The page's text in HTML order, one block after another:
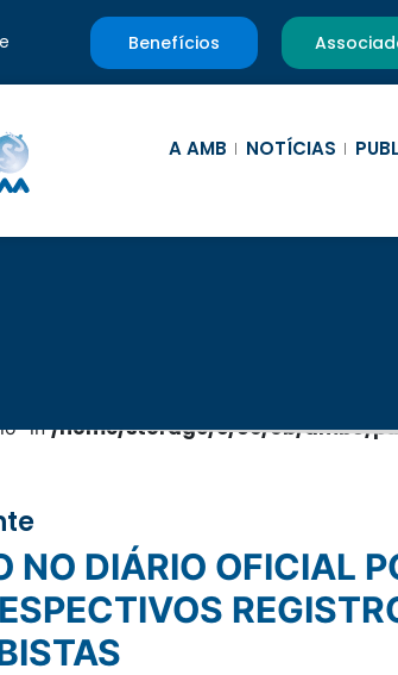
Benefícios
A AMB NOTÍCIAS
in/home/storage/c/6e/0b/amb9/